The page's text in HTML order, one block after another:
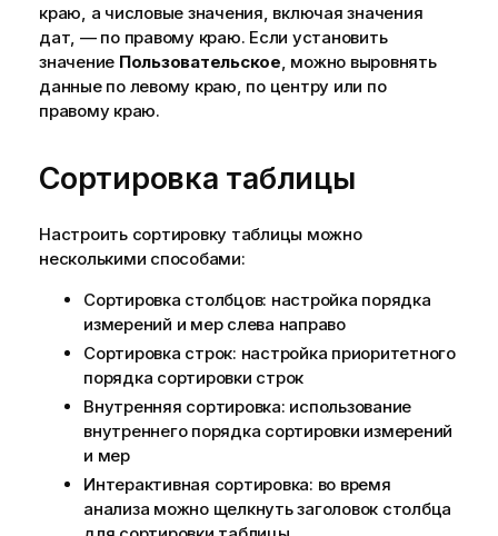
краю, а числовые значения, включая значения
дат, — по правому краю. Если установить
значение Пользовательское, можно выровнять
данные по левому краю, по центру или по
правому краю.
Сортировка таблицы
Настроить сортировку таблицы можно
несколькими способами:
Сортировка столбцов: настройка порядка
измерений и мер слева направо
Сортировка строк: настройка приоритетного
порядка сортировки строк
Внутренняя сортировка: использование
внутреннего порядка сортировки измерений
и мер
Интерактивная сортировка: во время
анализа можно щелкнуть заголовок столбца